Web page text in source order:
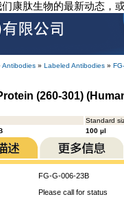
康肽生物的最新动态，
Antibodies » Labeled Antibodies »
(260-301)
Standard
100 µl
FG-G-006-23B
Please call for status